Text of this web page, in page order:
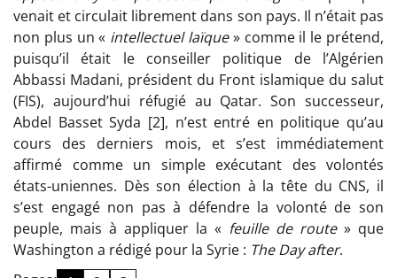
venait et circulait librement dans son pays. Il n’était pas
non plus un « intellectuel laïque» comme il le prétend,
puisqu’il était le conseiller politique de l’Algérien
Abbassi Madani, président du Front islamique du salut
(FIS), aujourd’hui réfugié au Qatar. Son successeur,
Abdel Basset Syda [2], n’est entré en politique qu’au
cours des derniers mois, et s’est immédiatement
affirmé comme un simple exécutant des volontés
états-uniennes. Dès son élection à la tête du CNS, il
s’est engagé non pas à défendre la volonté de son
peuple, mais à appliquer la « feuille de route» que
Washington a rédigé pour la Syrie : The Day after.